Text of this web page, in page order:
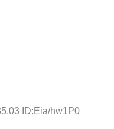
ID:Eia/hw1P0